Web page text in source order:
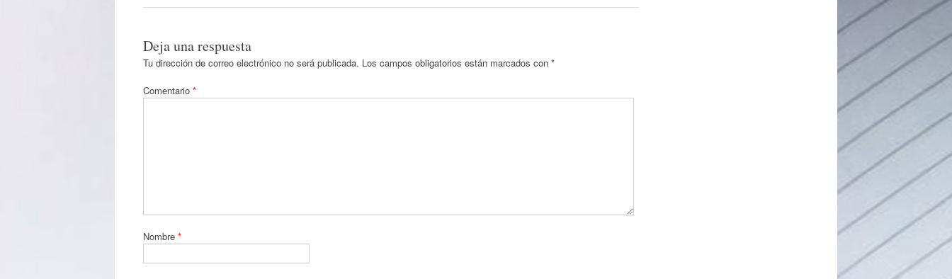
Deja una respuesta
Tu dirección de correo electrónico no será publicada. Los campos obligatorios están marcados con *
Comentario *
Nombre *